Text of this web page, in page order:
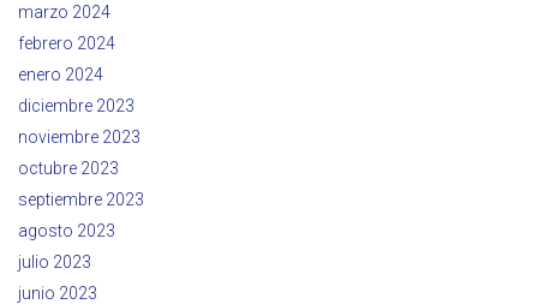
marzo 2024
febrero 2024
enero 2024
diciembre 2023
noviembre 2023
octubre 2023
septiembre 2023
agosto 2023
julio 2023
junio 2023